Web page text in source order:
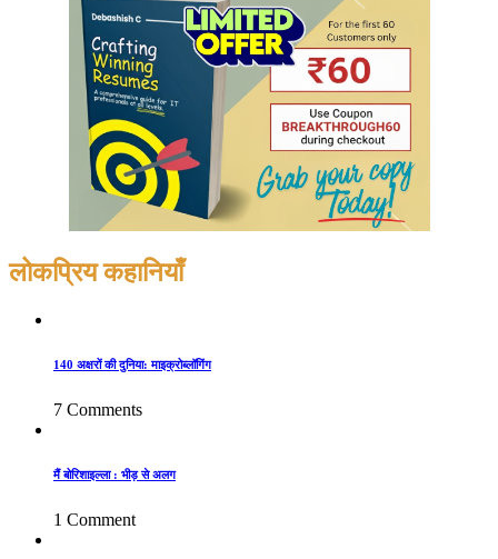
लोकप्रिय कहानियाँ
140 अक्षरों की दुनिया: माइक्रोब्लॉगिंग
7 Comments
मैं बोरिशाइल्ला : भीड़ से अलग
1 Comment